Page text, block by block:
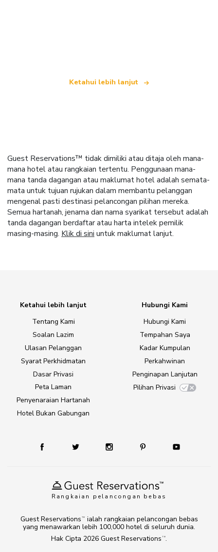
Ketahui lebih lanjut
Guest Reservations™ tidak dimiliki atau ditaja oleh mana-
mana hotel atau rangkaian tertentu. Penggunaan mana-
mana tanda dagangan atau maklumat hotel adalah semata-
mata untuk tujuan rujukan dalam membantu pelanggan
mengenal pasti destinasi pelancongan pilihan mereka.
Semua hartanah, jenama dan nama syarikat tersebut adalah
tanda dagangan berdaftar atau harta intelek pemilik
masing-masing. Klik di sini untuk maklumat lanjut.
Rangkaian pelancongan bebas
Ketahui lebih lanjut
Tentang Kami
Soalan Lazim
Ulasan Pelanggan
Syarat Perkhidmatan
Dasar Privasi
Peta Laman
Penyenaraian Hartanah
Hotel Bukan Gabungan
Hubungi Kami
Hubungi Kami
Tempahan Saya
Kadar Kumpulan
Perkahwinan
Penginapan Lanjutan
Pilihan Privasi
Hak Cipta 2026 Guest Reservations TM.
Guest Reservations TM
ialah rangkaian pelancongan bebas
yang menawarkan lebih 100,000 hotel di seluruh dunia.